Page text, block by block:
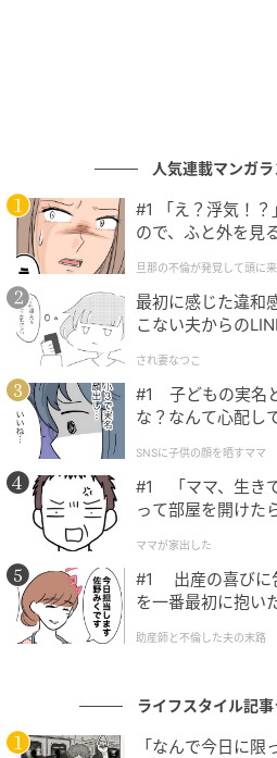
人気連載マンガ
#1 「え？浮気！
ので、ふと外を見
クチャにしてやっ
旦那の不倫が発覚して頭に
最初に感じた違和
こない夫からの
され妻なつこ
#1 子どもの実名
な？なんて心配し
SNSに子供の顔を晒すママ
#1 「ママ、生き
って部屋を開けた
ママが家出した
#1 出産の喜びに
を一番最初に抱い
助産師と不倫した夫の末路
ライフスタイル記
「なんで今日に限